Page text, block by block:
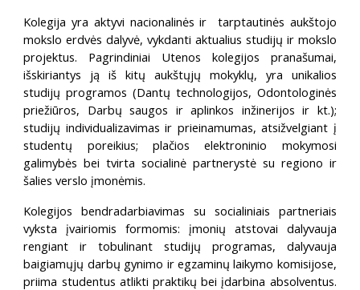
Kolegija yra aktyvi nacionalinės ir tarptautinės aukštojo
mokslo erdvės dalyvė, vykdanti aktualius studijų ir mokslo
projektus. Pagrindiniai Utenos kolegijos pranašumai,
išskiriantys ją iš kitų aukštųjų mokyklų, yra unikalios
studijų programos (Dantų technologijos, Odontologinės
priežiūros, Darbų saugos ir aplinkos inžinerijos ir kt.);
studijų individualizavimas ir prieinamumas, atsižvelgiant į
studentų poreikius; plačios elektroninio mokymosi
galimybės bei tvirta socialinė partnerystė su regiono ir
šalies verslo įmonėmis.
Kolegijos bendradarbiavimas su socialiniais partneriais
vyksta įvairiomis formomis: įmonių atstovai dalyvauja
rengiant ir tobulinant studijų programas, dalyvauja
baigiamųjų darbų gynimo ir egzaminų laikymo komisijose,
priima studentus atlikti praktikų bei įdarbina absolventus.